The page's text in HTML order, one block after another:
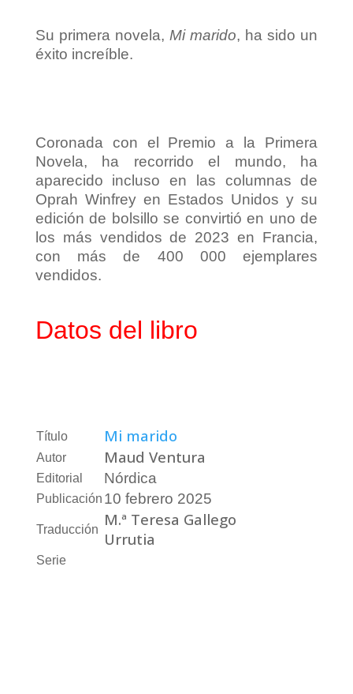
Su primera novela, Mi marido, ha sido un
éxito increíble.
Coronada con el Premio a la Primera
Novela, ha recorrido el mundo, ha
aparecido incluso en las columnas de
Oprah Winfrey en Estados Unidos y su
edición de bolsillo se convirtió en uno de
los más vendidos de 2023 en Francia,
con más de 400 000 ejemplares
vendidos.
Datos del libro
Título Mi marido
Autor Maud Ventura
Editorial Nórdica
Publicación 10 febrero 2025
Traducción
M.ª Teresa Gallego
Urrutia
Serie